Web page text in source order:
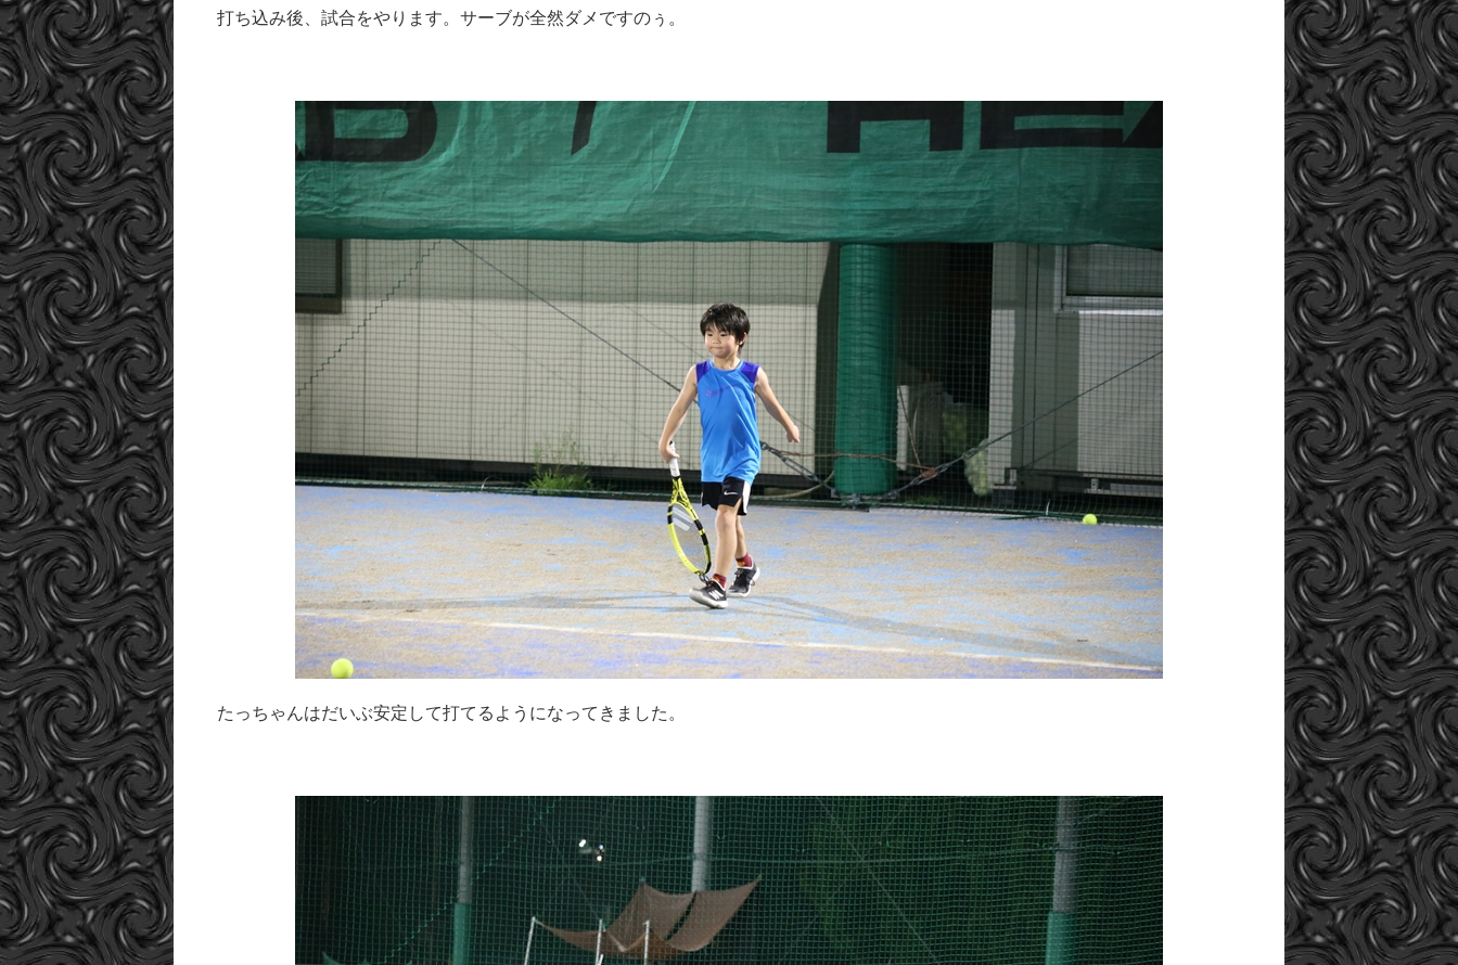
打ち込み後、試合をやります。サーブが全然ダメですのぅ。
たっちゃんはだいぶ安定して打てるようになってきました。